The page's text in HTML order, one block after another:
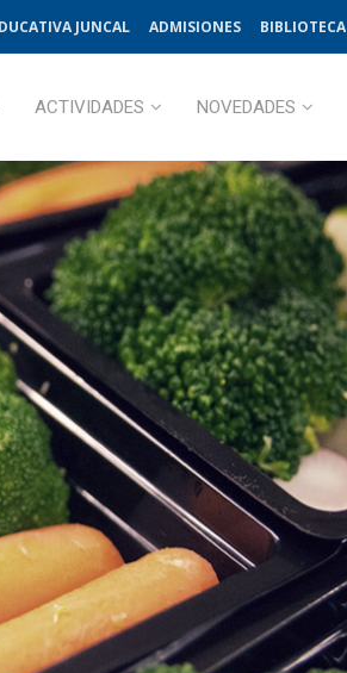
JUNCAL ADMISIONES BIBLIOTECA
ACTIVIDADES NOVEDADES